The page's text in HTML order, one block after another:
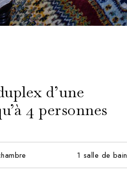
d’une
4 personnes
1 salle de bain